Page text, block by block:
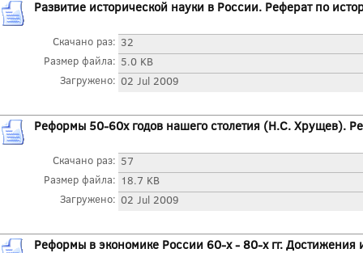
Развитие исторической науки в России. Реферат по
Скачано раз: 32
Размер файла: 5.0 KB
Загружено: 02 Jul 2009
Реформы 50-60х годов нашего столетия (Н.С. Хрущев).
Скачано раз: 57
Размер файла: 18.7 KB
Загружено: 02 Jul 2009
Реформы в экономике России 60-х - 80-х гг.